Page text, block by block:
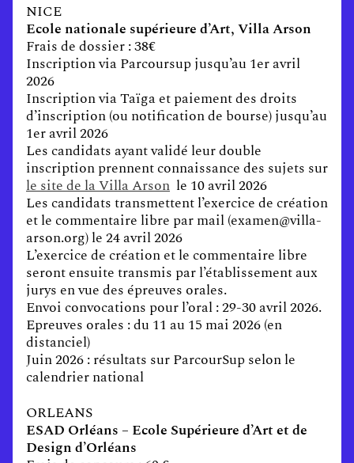
NICE
Ecole nationale supérieure d’Art, Villa Arson
Frais de dossier : 38€
Inscription via Parcoursup jusqu’au 1er avril
2026
Inscription via Taïga et paiement des droits
d’inscription (ou notification de bourse) jusqu’au
1er avril 2026
Les candidats ayant validé leur double
inscription prennent connaissance des sujets sur
le site de la Villa Arson le 10 avril 2026
Les candidats transmettent l’exercice de création
et le commentaire libre par mail (examen@villa-
arson.org) le 24 avril 2026
L’exercice de création et le commentaire libre
seront ensuite transmis par l’établissement aux
jurys en vue des épreuves orales.
Envoi convocations pour l’oral : 29-30 avril 2026.
Epreuves orales : du 11 au 15 mai 2026 (en
distanciel)
Juin 2026 : résultats sur ParcourSup selon le
calendrier national
ORLEANS
ESAD Orléans – Ecole Supérieure d’Art et de
Design d’Orléans